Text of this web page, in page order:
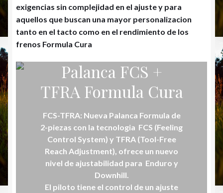
exigencias sin complejidad en el ajuste y para
aquellos que buscan una mayor personalizacion
tanto en el tacto como en el rendimiento de los
frenos Formula Cura
Palanca FCS +
TFRA Formula Cura
FCS-TFRA: Nueva Palanca Formula de
2-piezas con la tecnologia FCS (Feeling
Control System) y TFRA (Tool-Free
Reach Adjustment), ofrece un nuevo
nivel de ajustabilidad para Enduro y
Downhill.
El piloto tiene el control de un ajuste